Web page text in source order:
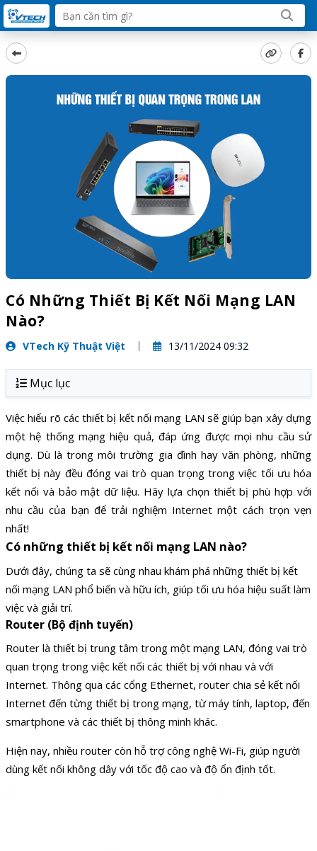
Có Những Thiết Bị Kết Nối Mạng LAN
Nào?
VTech Kỹ Thuật Việt 13/11/2024 09:32
Mục lục
Việc hiểu rõ các thiết bị kết nối mạng LAN sẽ giúp bạn xây dựng
một hệ thống mạng hiệu quả, đáp ứng được mọi nhu cầu sử
dụng. Dù là trong môi trường gia đình hay văn phòng, những
thiết bị này đều đóng vai trò quan trọng trong việc tối ưu hóa
kết nối và bảo mật dữ liệu. Hãy lựa chọn thiết bị phù hợp với
nhu cầu của bạn để trải nghiệm Internet một cách trọn vẹn
nhất!
Có những thiết bị kết nối mạng LAN nào?
Dưới đây, chúng ta sẽ cùng nhau khám phá những thiết bị kết
nối mạng LAN phổ biến và hữu ích, giúp tối ưu hóa hiệu suất làm
việc và giải trí.
Router (Bộ định tuyến)
Router là thiết bị trung tâm trong một mạng LAN, đóng vai trò
quan trọng trong việc kết nối các thiết bị với nhau và với
Internet. Thông qua các cổng Ethernet, router chia sẻ kết nối
Internet đến từng thiết bị trong mạng, từ máy tính, laptop, đến
smartphone và các thiết bị thông minh khác.
Hiện nay, nhiều router còn hỗ trợ công nghệ Wi-Fi, giúp người
dùng kết nối không dây với tốc độ cao và độ ổn định tốt.